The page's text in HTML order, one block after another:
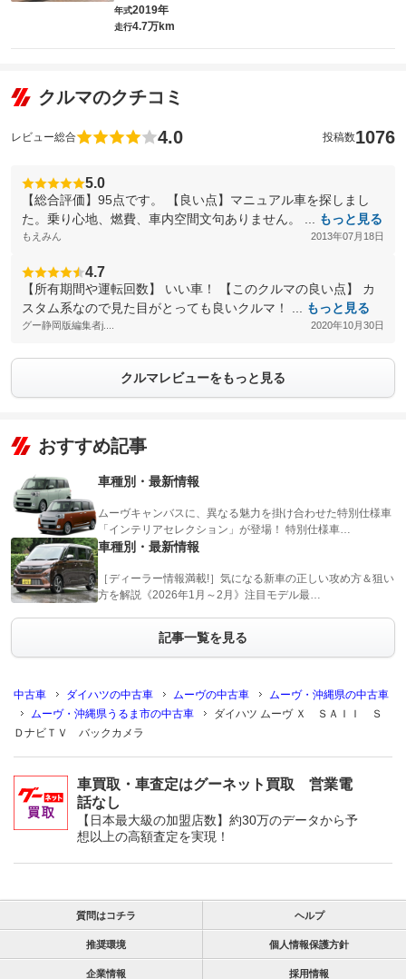
年式2019年
走行4.7万km
クルマのクチコミ
レビュー総合 4.0 投稿数1076
5.0
【総合評価】95点です。 【良い点】マニュアル車を探しまし
た。乗り心地、燃費、車内空間文句ありません。 ...
もっと見る
もえみん 2013年07月18日
4.7
【所有期間や運転回数】 いい車！ 【このクルマの良い点】 カ
スタム系なので見た目がとっても良いクルマ！ ...
もっと見る
グー静岡版編集者j.... 2020年10月30日
クルマレビューをもっと見る
おすすめ記事
車種別・最新情報
ムーヴキャンバスに、異なる魅力を掛け合わせた特別仕様車
「インテリアセレクション」が登場！ 特別仕様車…
車種別・最新情報
［ディーラー情報満載!］気になる新車の正しい攻め方＆狙い
方を解説《2026年1月～2月》注目モデル最…
記事一覧を見る
中古車 ダイハツの中古車 ムーヴの中古車
ムーヴ・沖縄県の中古車
ムーヴ・沖縄県うるま市の中古車
ダイハツ ムーヴ Ｘ ＳＡＩＩ Ｓ
ＤナビＴＶ バックカメラ
車買取・車査定はグーネット買取 営業電
話なし
【日本最大級の加盟店数】約30万のデータから予
想以上の高額査定を実現！
質問はコチラ ヘルプ
推奨環境 個人情報保護方針
企業情報 採用情報